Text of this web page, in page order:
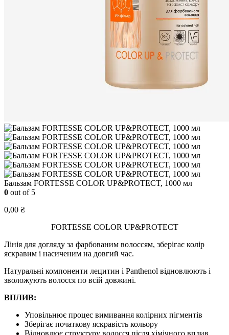
Бальзам FORTESSE COLOR UP&PROTECT, 1000 мл
0 out of 5
0,00 ₴
FORTESSE COLOR UP&PROTECT
Лінія для догляду за фарбованим волоссям, зберігає колір
яскравим і насиченим на довгий час.
Натуральні компоненти лецитин і Panthenol відновлюють і
зволожують волосся по всій довжині.
ВПЛИВ:
Уповільнює процес вимивання колірних пігментів
Зберігає початкову яскравість кольору
Відновлює структуру волосся після хімічного вплив